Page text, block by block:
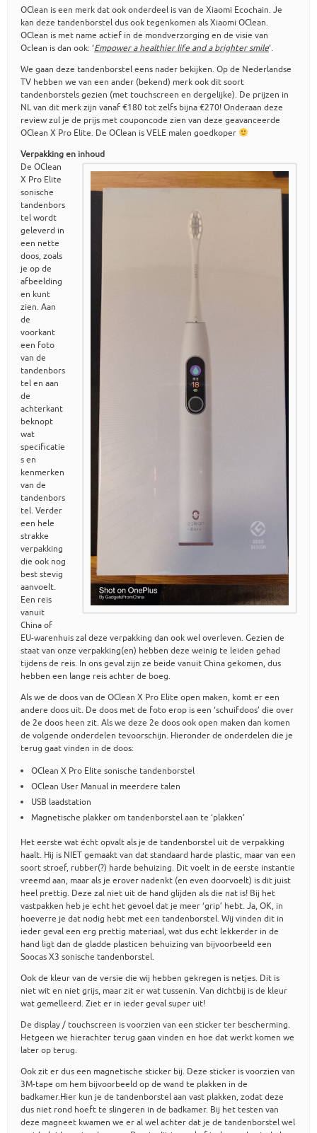
OClean is een merk dat ook onderdeel is van de Xiaomi Ecochain. Je
kan deze tandenborstel dus ook tegenkomen als Xiaomi OClean.
OClean is met name actief in de mondverzorging en de visie van
Oclean is dan ook: ‘Empower a healthier life and a brighter smile‘.
We gaan deze tandenborstel eens nader bekijken. Op de Nederlandse
TV hebben we van een ander (bekend) merk ook dit soort
tandenborstels gezien (met touchscreen en dergelijke). De prijzen in
NL van dit merk zijn vanaf €180 tot zelfs bijna €270! Onderaan deze
review zul je de prijs met couponcode zien van deze geavanceerde
OClean X Pro Elite. De OClean is VELE malen goedkoper
Verpakking en inhoud
De OClean
X Pro Elite
sonische
tandenbors
tel wordt
geleverd in
een nette
doos, zoals
je op de
afbeelding
en kunt
zien. Aan
de
voorkant
een foto
van de
tandenbors
tel en aan
de
achterkant
beknopt
wat
specificatie
s en
kenmerken
van de
tandenbors
tel. Verder
een hele
strakke
verpakking
die ook nog
best stevig
aanvoelt.
Een reis
vanuit
China of
EU-warenhuis zal deze verpakking dan ook wel overleven. Gezien de
staat van onze verpakking(en) hebben deze weinig te leiden gehad
tijdens de reis. In ons geval zijn ze beide vanuit China gekomen, dus
hebben een lange reis achter de boeg.
Als we de doos van de OClean X Pro Elite open maken, komt er een
andere doos uit. De doos met de foto erop is een ‘schuifdoos’ die over
de 2e doos heen zit. Als we deze 2e doos ook open maken dan komen
de volgende onderdelen tevoorschijn. Hieronder de onderdelen die je
terug gaat vinden in de doos:
OClean X Pro Elite sonische tandenborstel
OClean User Manual in meerdere talen
USB laadstation
Magnetische plakker om tandenborstel aan te ‘plakken’
Het eerste wat écht opvalt als je de tandenborstel uit de verpakking
haalt. Hij is NIET gemaakt van dat standaard harde plastic, maar van een
soort stroef, rubber(?) harde behuizing. Dit voelt in de eerste instantie
vreemd aan, maar als je erover nadenkt (en even doorvoelt) is dit juist
heel prettig. Deze zal niet uit de hand glijden als die nat is! Bij het
vastpakken heb je echt het gevoel dat je meer ‘grip’ hebt. Ja, OK, in
hoeverre je dat nodig hebt met een tandenborstel. Wij vinden dit in
ieder geval een erg prettig materiaal, wat dus echt lekkerder in de
hand ligt dan de gladde plasticen behuizing van bijvoorbeeld een
Soocas X3 sonische tandenborstel.
Ook de kleur van de versie die wij hebben gekregen is netjes. Dit is
niet wit en niet grijs, maar zit er wat tussenin. Van dichtbij is de kleur
wat gemelleerd. Ziet er in ieder geval super uit!
De display / touchscreen is voorzien van een sticker ter bescherming.
Hetgeen we hierachter terug gaan vinden en hoe dat werkt komen we
later op terug.
Ook zit er dus een magnetische sticker bij. Deze sticker is voorzien van
3M-tape om hem bijvoorbeeld op de wand te plakken in de
badkamer.Hier kun je de tandenborstel aan vast plakken, zodat deze
dus niet rond hoeft te slingeren in de badkamer. Bij het testen van
deze magneet kwamen we er al wel achter dat je de tandenborstel wel